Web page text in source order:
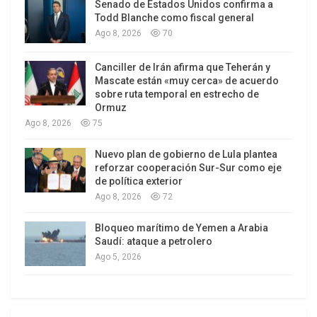
El marco cerrado y poco creativo del instituto en
el que estudia no facilita su interés por avanzar en
cuando no búsqueda- de amores; a nuevas
aventuras personales; e incluso a confrontarse
con las trazas de su padre al que conocía solo de
nombre.
Toda esta explosión existencial sin olvidar su
familia, sus amigos y el novio que dejó antes de
partir para los Estados Unidos.
pasado cercano. Entre Nueva York y Buenos Aires.
Sin cortes abruptos, ni aviones, ni aeropuertos. Y
donde la intersección – o largas transiciones-
Senado de Estados Unidos confirma a
Todd Blanche como fiscal general
Ago 8, 2026 70
Canciller de Irán afirma que Teherán y
Mascate están «muy cerca» de acuerdo
sobre ruta temporal en estrecho de
Ormuz
Ago 8, 2026 75
Nuevo plan de gobierno de Lula plantea
reforzar cooperación Sur-Sur como eje
de política exterior
Ago 8, 2026 72
Bloqueo marítimo de Yemen a Arabia
Saudí: ataque a petrolero
Ago 5, 2026